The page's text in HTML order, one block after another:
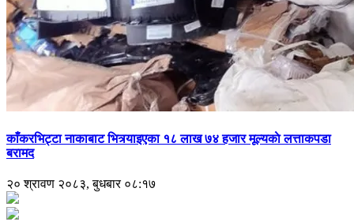
काँकरभिट्टा नाकाबाट भित्र्याइएका १८ लाख ७४ हजार मूल्यकाे लत्ताकपडा
बरामद
२० श्रावण २०८३, बुधबार ०८:१७